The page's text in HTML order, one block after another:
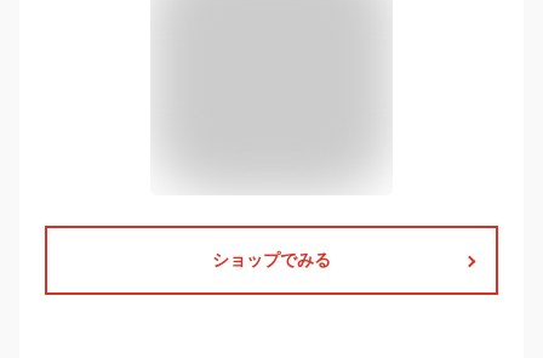
ショップでみる